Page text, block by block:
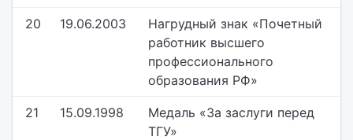
20 19.06.2003
Нагрудный знак «Почетный
работник высшего
профессионального
образования РФ»
21 15.09.1998
Медаль «За заслуги перед
ТГУ»